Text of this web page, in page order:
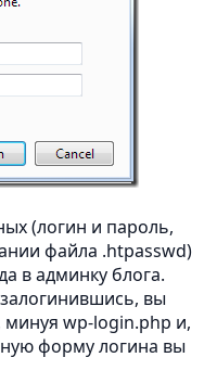
(логин и пароль,
файла .htpasswd)
в админку блога.
вы
минуя wp-login.php и,
форму логина вы